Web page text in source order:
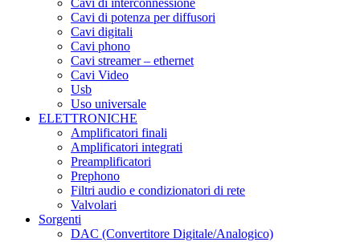
Cavi di potenza per diffusori
Cavi digitali
Cavi phono
Cavi streamer – ethernet
Cavi Video
Usb
Uso universale
ELETTRONICHE
Amplificatori finali
Amplificatori integrati
Preamplificatori
Prephono
Filtri audio e condizionatori di rete
Valvolari
Sorgenti
DAC (Convertitore Digitale/Analogico)